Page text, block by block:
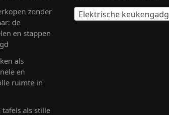
zonder
de
en stappen
als
en
ruimte in
tafels als stille
Elektrische keukengadgets